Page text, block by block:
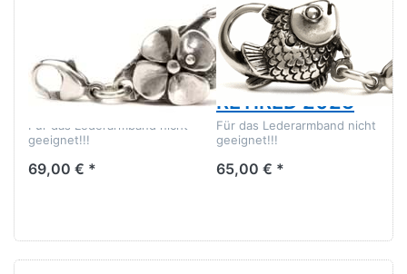
Blumenverschluss
TAGLO-00001
Für das Lederarmband nicht
geeignet!!!
69,00 € *
TROLLBEADS
Großer
Fischverschluss
TAGLO-00002
RETIRED 2023
Für das Lederarmband nicht
geeignet!!!
65,00 € *